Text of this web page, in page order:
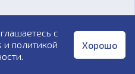
с
и политикой
.
Хорошо